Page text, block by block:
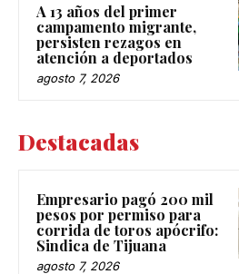
A 13 años del primer
campamento migrante,
persisten rezagos en
atención a deportados
agosto 7, 2026
Destacadas
Empresario pagó 200 mil
pesos por permiso para
corrida de toros apócrifo:
Sindica de Tijuana
agosto 7, 2026